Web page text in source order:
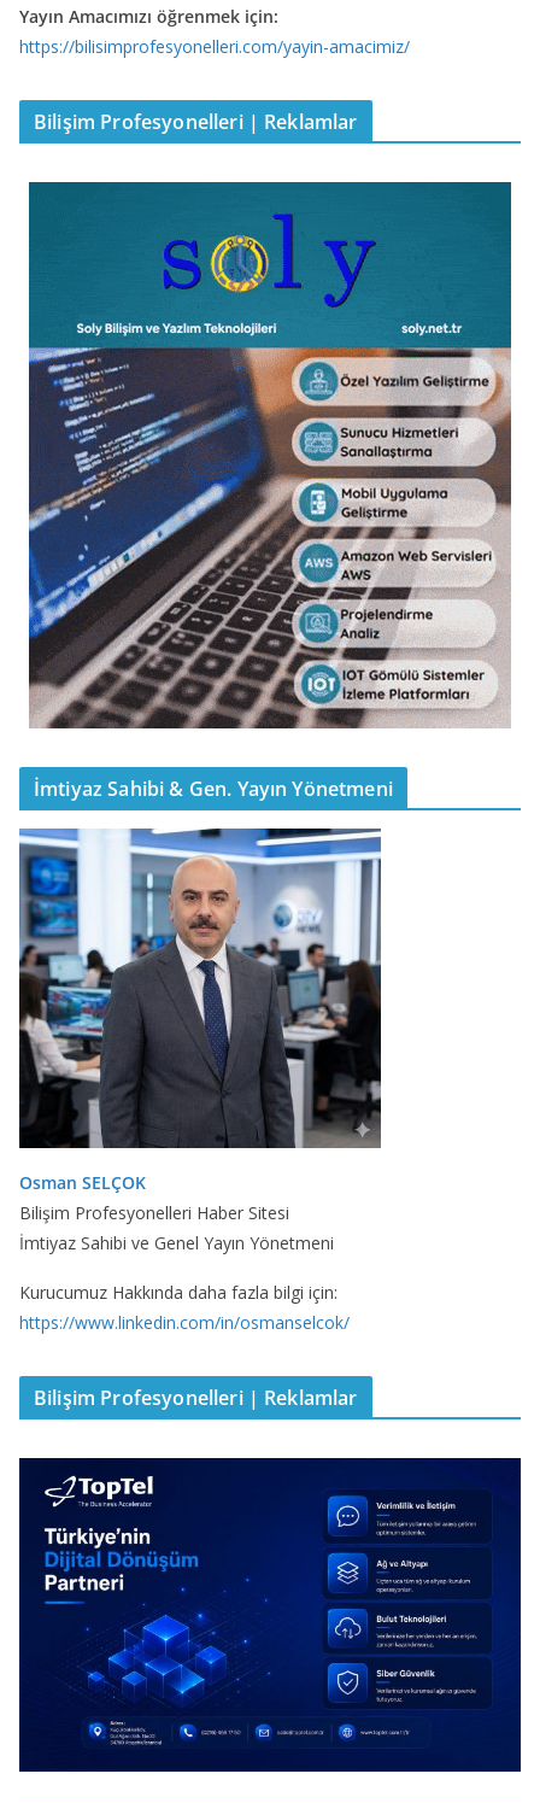
Yayın Amacımızı öğrenmek için:
https://bilisimprofesyonelleri.com/yayin-amacimiz/
Bilişim Profesyonelleri | Reklamlar
İmtiyaz Sahibi & Gen. Yayın Yönetmeni
Osman SELÇOK
Bilişim Profesyonelleri Haber Sitesi
İmtiyaz Sahibi ve Genel Yayın Yönetmeni
Kurucumuz Hakkında daha fazla bilgi için:
https://www.linkedin.com/in/osmanselcok/
Bilişim Profesyonelleri | Reklamlar